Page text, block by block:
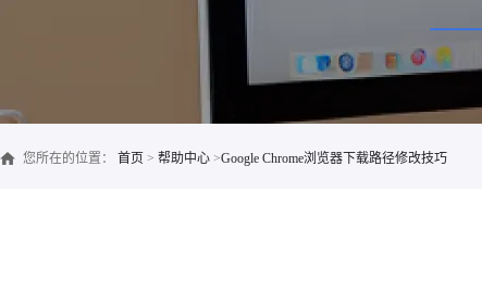
您所在的位置： 首页 > 帮助中心 >Google Chrome浏览器下载路径修改技巧